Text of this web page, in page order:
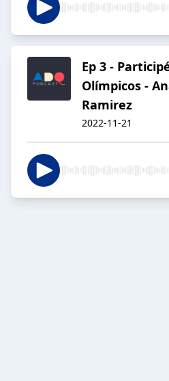
Ep 3 -
Olímpicos -
Ramirez
2022-11-21